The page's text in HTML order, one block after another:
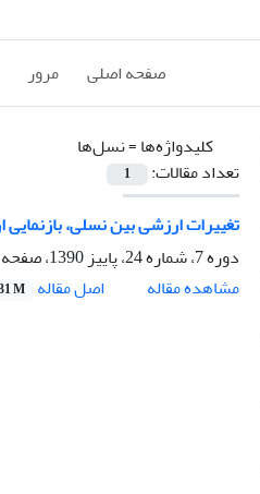
صفحه اصلی مرور
کلیدواژه‌ها =نسل‌ها
تعداد مقالات:
1
تغییرات ارزشی بین نسلی،
دوره 7، شماره 24، پاییز 1390، صفحه
مشاهده مقاله
اصل مقاله M